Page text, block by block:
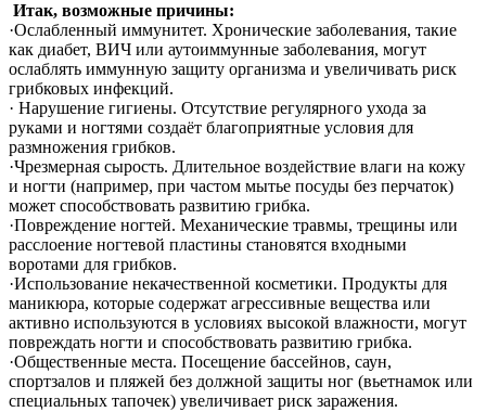
Итак, возможные причины:
·Ослабленный иммунитет. Хронические заболевания, такие
как диабет, ВИЧ или аутоиммунные заболевания, могут
ослаблять иммунную защиту организма и увеличивать риск
грибковых инфекций.
· Нарушение гигиены. Отсутствие регулярного ухода за
руками и ногтями создаёт благоприятные условия для
размножения грибков.
·Чрезмерная сырость. Длительное воздействие влаги на кожу
и ногти (например, при частом мытье посуды без перчаток)
может способствовать развитию грибка.
·Повреждение ногтей. Механические травмы, трещины или
расслоение ногтевой пластины становятся входными
воротами для грибков.
·Использование некачественной косметики. Продукты для
маникюра, которые содержат агрессивные вещества или
активно используются в условиях высокой влажности, могут
повреждать ногти и способствовать развитию грибка.
·Общественные места. Посещение бассейнов, саун,
спортзалов и пляжей без должной защиты ног (вьетнамок или
специальных тапочек) увеличивает риск заражения.